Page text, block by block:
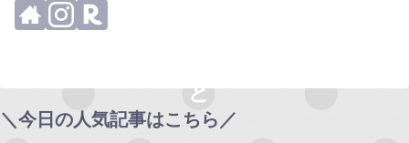
＼今日の人気記事はこちら／